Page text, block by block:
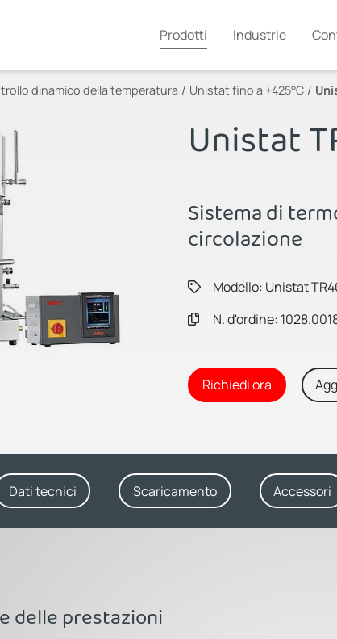
Prodotti Industrie
dinamico della temperatura Unistat fino a +425°C
Unistat
Sistema di
circolazione
Modello: Unistat
N. d'ordine:
Richiedi ora
Dati tecnici Scaricamento Accessori
delle prestazioni